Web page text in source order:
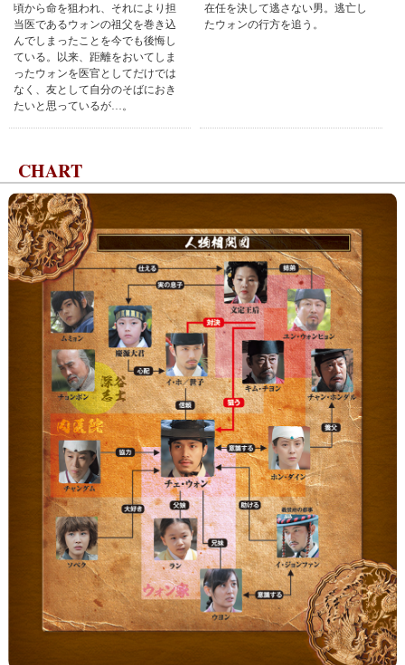
頃から命を狙われ、それにより担
当医であるウォンの祖父を巻き込
んでしまったことを今でも後悔し
ている。以来、距離をおいてしま
ったウォンを医官としてだけでは
なく、友として自分のそばにおき
たいと思っているが…。
在任を決して逃さない男。逃亡し
たウォンの行方を追う。
CHART